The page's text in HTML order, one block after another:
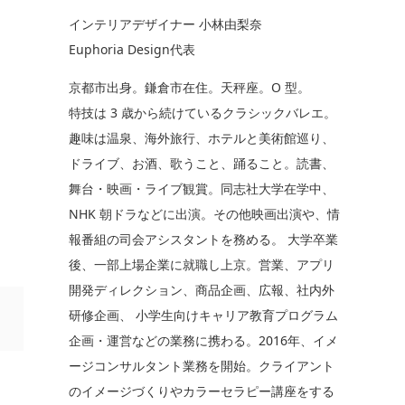
インテリアデザイナー 小林由梨奈
Euphoria Design代表
京都市出身。鎌倉市在住。天秤座。O 型。
特技は 3 歳から続けているクラシックバレエ。
趣味は温泉、海外旅行、ホテルと美術館巡り、
ドライブ、お酒、歌うこと、踊ること。読書、
舞台・映画・ライブ観賞。同志社大学在学中、
NHK 朝ドラなどに出演。その他映画出演や、情
報番組の司会アシスタントを務める。 大学卒業
後、一部上場企業に就職し上京。営業、アプリ
開発ディレクション、商品企画、広報、社内外
研修企画、 小学生向けキャリア教育プログラム
企画・運営などの業務に携わる。2016年、イメ
ージコンサルタント業務を開始。クライアント
のイメージづくりやカラーセラピー講座をする